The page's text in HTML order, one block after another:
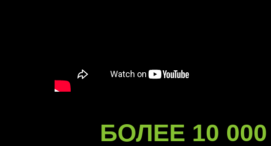
БОЛЕЕ 10